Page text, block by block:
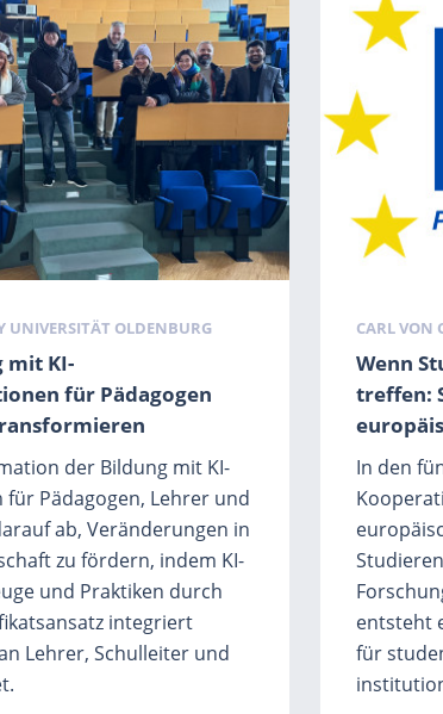
mit KI-
für Pädagogen
der Bildung mit KI-
Pädagogen, Lehrer und
ab, Veränderungen in
zu fördern, indem KI-
und Praktiken durch
integriert
Lehrer, Schulleiter und
UNIVERSITÄT OLDENBURG
Wenn
treffen:
In den
entsteht
für
CARL VON